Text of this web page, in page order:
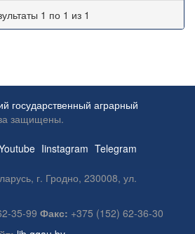
1 по 1 из 1
государственный аграрный
защищены.
Iinstagram Telegram
г. Гродно, 230008, ул.
35-99 Факс: +375 (152) 62-36-30